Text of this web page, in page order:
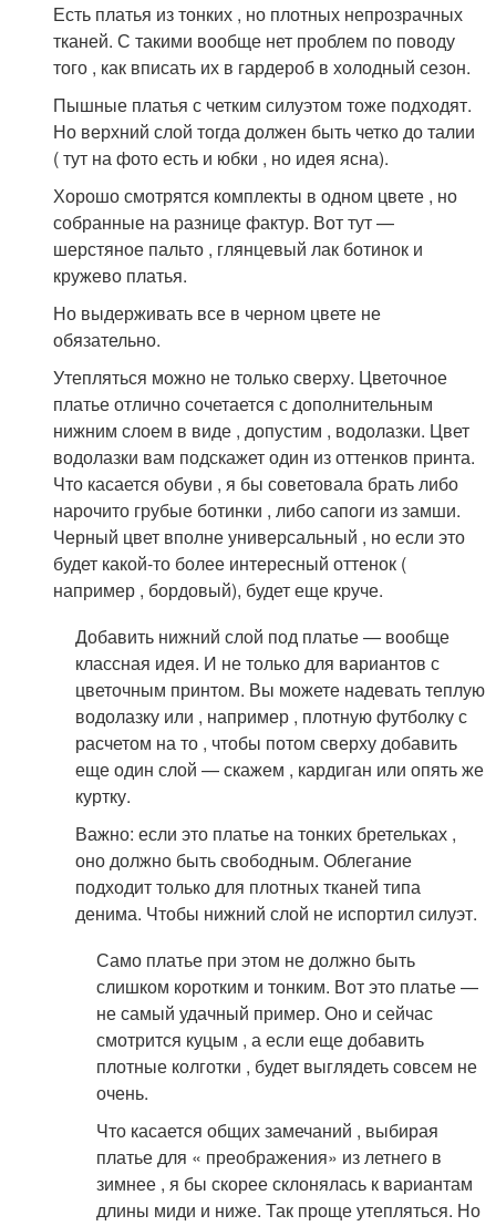
Есть платья из тонких , но плотных непрозрачных
тканей. С такими вообще нет проблем по поводу
того , как вписать их в гардероб в холодный сезон.
Пышные платья с четким силуэтом тоже подходят.
Но верхний слой тогда должен быть четко до талии
( тут на фото есть и юбки , но идея ясна).
Хорошо смотрятся комплекты в одном цвете , но
собранные на разнице фактур. Вот тут —
шерстяное пальто , глянцевый лак ботинок и
кружево платья.
Но выдерживать все в черном цвете не
обязательно.
Утепляться можно не только сверху. Цветочное
платье отлично сочетается с дополнительным
нижним слоем в виде , допустим , водолазки. Цвет
водолазки вам подскажет один из оттенков принта.
Что касается обуви , я бы советовала брать либо
нарочито грубые ботинки , либо сапоги из замши.
Черный цвет вполне универсальный , но если это
будет какой-то более интересный оттенок (
например , бордовый), будет еще круче.
Добавить нижний слой под платье — вообще
классная идея. И не только для вариантов с
цветочным принтом. Вы можете надевать теплую
водолазку или , например , плотную футболку с
расчетом на то , чтобы потом сверху добавить
еще один слой — скажем , кардиган или опять же
куртку.
Важно: если это платье на тонких бретельках ,
оно должно быть свободным. Облегание
подходит только для плотных тканей типа
денима. Чтобы нижний слой не испортил силуэт.
Само платье при этом не должно быть
слишком коротким и тонким. Вот это платье —
не самый удачный пример. Оно и сейчас
смотрится куцым , а если еще добавить
плотные колготки , будет выглядеть совсем не
очень.
Что касается общих замечаний , выбирая
платье для « преображения» из летнего в
зимнее , я бы скорее склонялась к вариантам
длины миди и ниже. Так проще утепляться. Но